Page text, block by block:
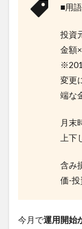
■用
投資
金額
変更
端な
月末
上下
含み
価-投
今月で運用開始